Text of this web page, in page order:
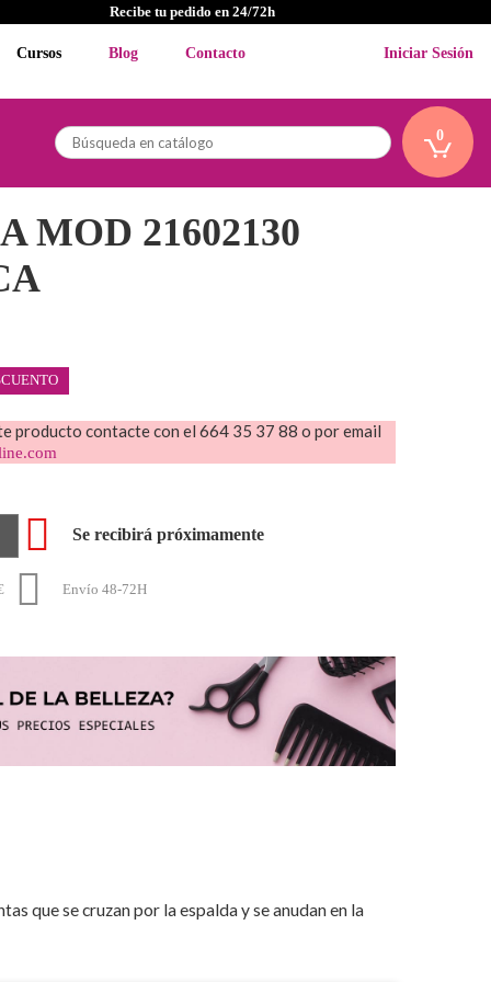
Recibe tu pedido en 24/72h
Cursos Blog Contacto Iniciar Sesión
0
MOD 21602130
producto contacte con el 664 35 37 88 o por email
 Se recibirá próximamente
 Envío 48-72H
que se cruzan por la espalda y se anudan en la